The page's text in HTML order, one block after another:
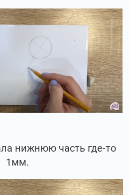
нижнюю часть где-то
1мм.